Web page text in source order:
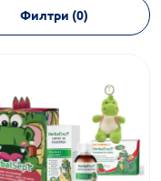
Филтри (0)